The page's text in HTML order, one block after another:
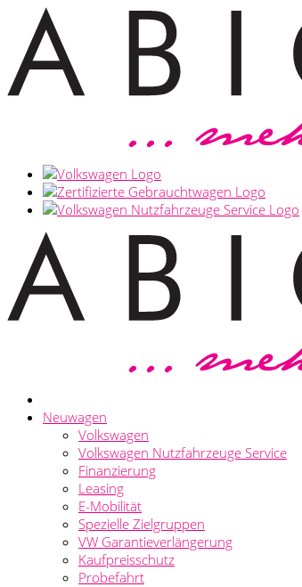
Neuwagen
Volkswagen
Volkswagen Nutzfahrzeuge Service
Finanzierung
Leasing
E-Mobilität
Spezielle Zielgruppen
VW Garantieverlängerung
Kaufpreisschutz
Probefahrt